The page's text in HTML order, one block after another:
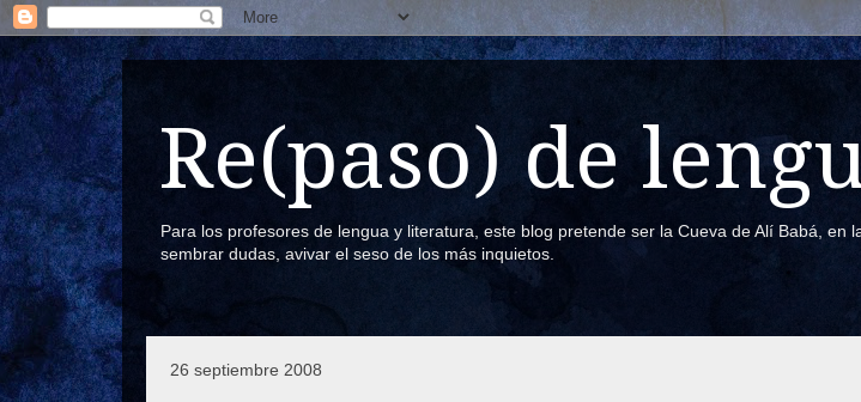
Re(paso) de
Para los profesores de lengua y literatura, este blog pretende ser la Cueva de Alí Babá,
sembrar dudas, avivar el seso de los más inquietos.
26 septiembre 2008